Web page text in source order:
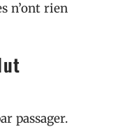
n’ont rien
passager.